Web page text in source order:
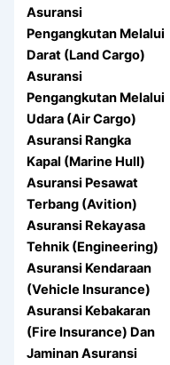
Asuransi
Pengangkutan Melalui
Darat (Land Cargo)
Asuransi
Pengangkutan Melalui
Udara (Air Cargo)
Asuransi Rangka
Kapal (Marine Hull)
Asuransi Pesawat
Terbang (Avition)
Asuransi Rekayasa
Tehnik (Engineering)
Asuransi Kendaraan
(Vehicle Insurance)
Asuransi Kebakaran
(Fire Insurance) Dan
Jaminan Asuransi